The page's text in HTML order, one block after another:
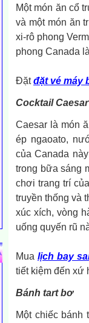
Một món ăn cổ
và một món ăn
xi-rô phong
phong Canada
Đặtđặt vé máy
Cocktail Caesar
Caesar là món
ép ngaoato,
của Canada
trong bữa sáng
chơi trang trí
truyền thống và
xúc xích, vòng
uống quyến rũ
Mua lịch bay
tiết kiệm đến xứ
Bánh tart bơ
Một chiếc